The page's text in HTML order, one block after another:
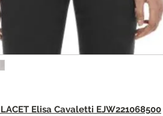
LACET Elisa Cavaletti EJW221068500